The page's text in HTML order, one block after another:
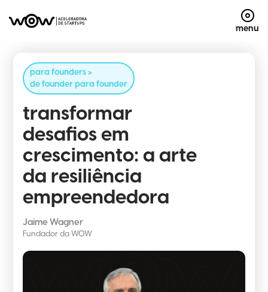
menu
para founders >
de founder para founder
transformar
desafios em
crescimento: a arte
da resiliência
empreendedora
Jaime Wagner
Fundador da WOW